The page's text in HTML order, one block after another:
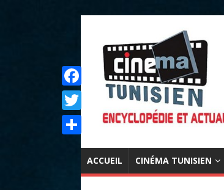
ACCUEIL CINÉMA TUNISIEN
F
a
c
T